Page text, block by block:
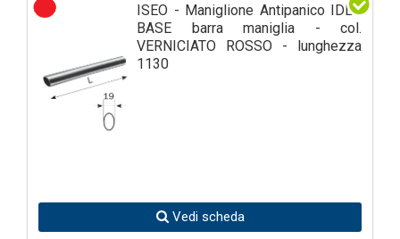
ISEO - Maniglione Antipanico IDEA
BASE barra maniglia - col.
VERNICIATO ROSSO - lunghezza
1130
Vedi scheda